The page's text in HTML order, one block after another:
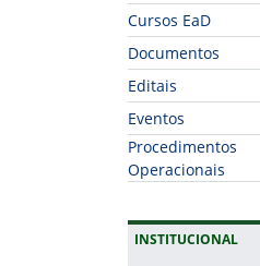
Cursos EaD
Documentos
Editais
Eventos
Procedimentos
Operacionais
INSTITUCIONAL